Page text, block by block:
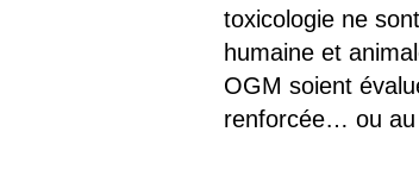
toxicologie ne
humaine et
OGM soient
renforcée… ou au